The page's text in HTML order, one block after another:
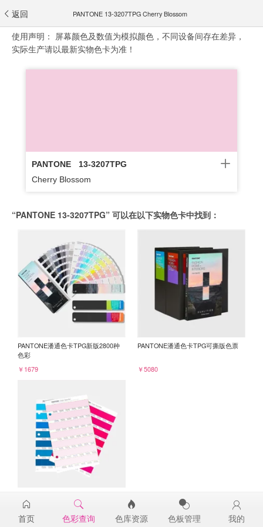
返回 PANTONE 13-3207TPG Cherry Blossom
使用声明： 屏幕颜色及数值为模拟颜色，不同设备间存在差异，
实际生产请以最新实物色卡为准！
PANTONE
13-3207TPG
Cherry Blossom
“PANTONE 13-3207TPG” 可以在以下实物色卡中找到：
PANTONE潘通色卡TPG新版2800种
色彩
￥1679
PANTONE潘通色卡TPG可撕版色票
￥5080
13-3207TPG
￥98
首页 色彩查询 色库资源 色板管理 我的